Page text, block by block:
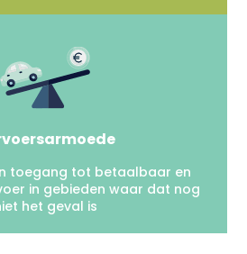
toegang tot betaalbaar en
in gebieden waar dat nog
het geval is